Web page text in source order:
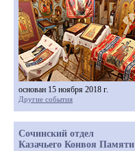
основан 15 ноября 2018 г.
Другие события
Сочинский отдел
Казачьего Конвоя Памяти